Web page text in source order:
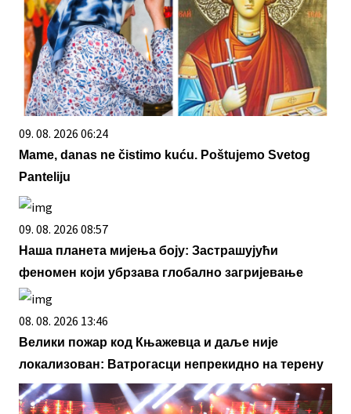
09. 08. 2026 06:24
Mame, danas ne čistimo kuću. Poštujemo Svetog
Panteliju
09. 08. 2026 08:57
Наша планета мијења боју: Застрашујући
феномен који убрзава глобално загријевање
08. 08. 2026 13:46
Велики пожар код Књажевца и даље није
локализован: Ватрогасци непрекидно на терену